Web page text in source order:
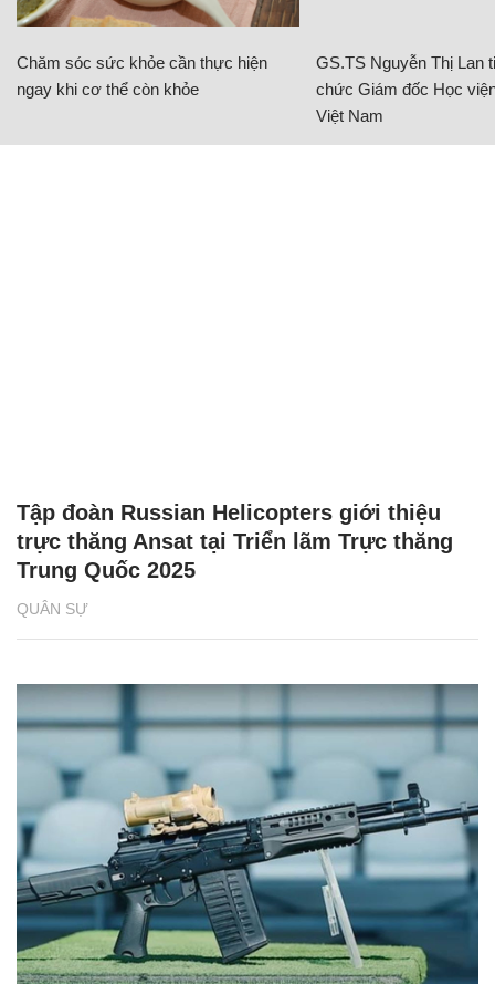
Chăm sóc sức khỏe cần thực hiện
ngay khi cơ thể còn khỏe
GS.TS Nguyễn Thị Lan
chức Giám đốc Học
Việt Nam
QUÂN SỰ
Tập đoàn Russian Helicopters giới thiệu
trực thăng Ansat tại Triển lãm Trực thăng
Trung Quốc 2025